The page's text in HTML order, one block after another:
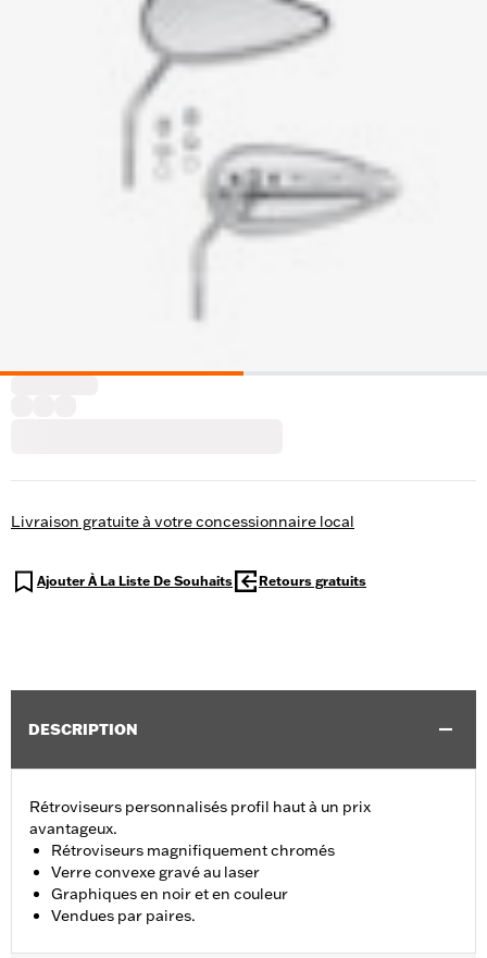
Livraison gratuite à votre concessionnaire local
Ajouter À La Liste De Souhaits Retours gratuits
DESCRIPTION
Rétroviseurs personnalisés profil haut à un prix
avantageux.
Rétroviseurs magnifiquement chromés
Verre convexe gravé au laser
Graphiques en noir et en couleur
Vendues par paires.